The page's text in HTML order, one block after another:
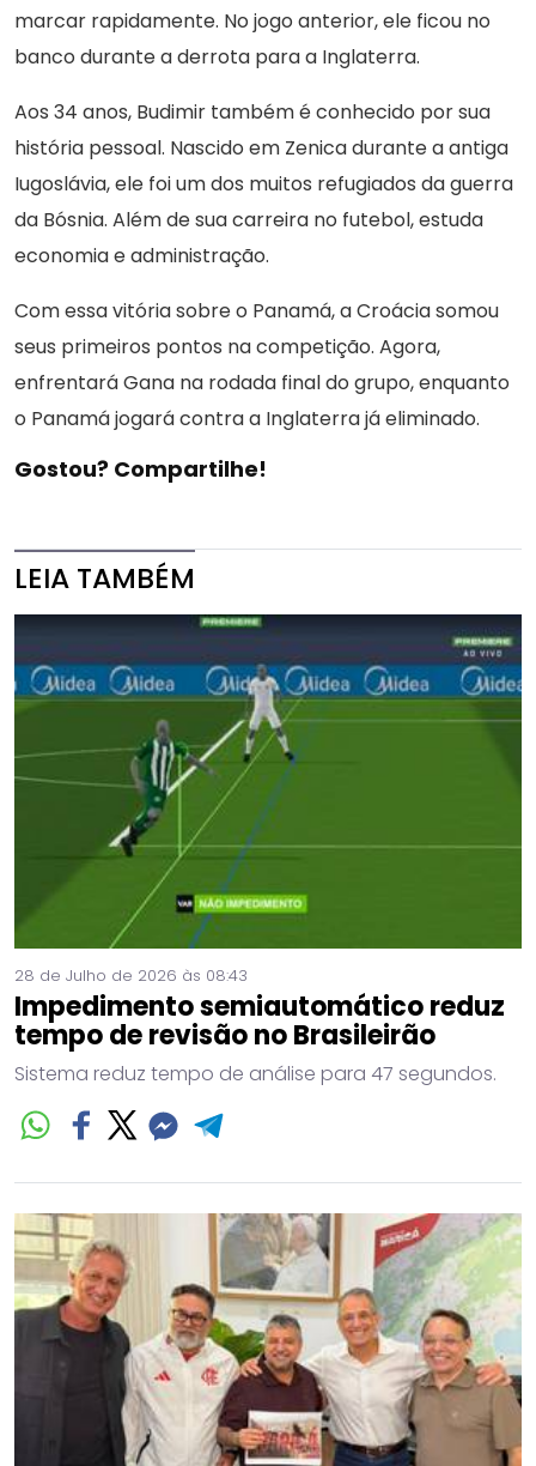
marcar rapidamente. No jogo anterior, ele ficou no
banco durante a derrota para a Inglaterra.
Aos 34 anos, Budimir também é conhecido por sua
história pessoal. Nascido em Zenica durante a antiga
Iugoslávia, ele foi um dos muitos refugiados da guerra
da Bósnia. Além de sua carreira no futebol, estuda
economia e administração.
Com essa vitória sobre o Panamá, a Croácia somou
seus primeiros pontos na competição. Agora,
enfrentará Gana na rodada final do grupo, enquanto
o Panamá jogará contra a Inglaterra já eliminado.
Gostou? Compartilhe!
LEIA TAMBÉM
28 de Julho de 2026 às 08:43
Impedimento semiautomático reduz
tempo de revisão no Brasileirão
Sistema reduz tempo de análise para 47 segundos.